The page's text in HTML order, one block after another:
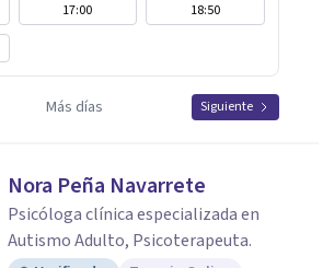
17:00
18:50
Más días Siguiente
Nora Peña Navarrete
Psicóloga clínica especializada en
Autismo Adulto, Psicoterapeuta.